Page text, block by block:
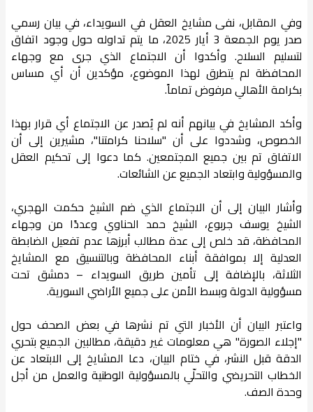
وفي المقابل، نفى مشايخ العقل في السويداء، في بيان رسمي
صدر يوم الجمعة 3 أيار 2025، ما يتم تداوله حول وجود اتفاق
لتسليم السلاح. وأكدوا أن الاجتماع الذي جرى مع وجهاء
المحافظة لم يتطرق لهذا الموضوع، مؤكدين أن أي مساس
بكرامة الأهالي مرفوض تماماً.
وأكد المشايخ في بيانهم أنه لم يُصدر عن الاجتماع أي قرار بهذا
الخصوص، وشددوا على أن "سلاحنا كرامتنا"، مشيرين إلى أن
الاتفاق تم بين جميع المجتمعين. كما دعوا إلى تحكيم العقل
والمسؤولية وابتعاد الجميع عن الشائعات.
وأشار البيان إلى أن الاجتماع الذي ضم الشيخ حكمت الهجري،
الشيخ يوسف جربوع، الشيخ حمد الحناوي وعددًا من وجهاء
المحافظة، قد خلص إلى عدة مطالب أبرزها عدم تفعيل الضابطة
العدلية إلا بموافقة أبناء المحافظة وبالتنسيق مع المشايخ
الثلاثة، بالإضافة إلى تأمين طريق السويداء – دمشق تحت
مسؤولية الدولة وبسط الأمن على جميع الأراضي السورية.
واعتبر البيان أن الأخبار التي تم نشرها في بعض الصحف حول
"إجلاء الصورة" هي معلومات غير دقيقة، مطالبين الجميع بتحري
الدقة قبل النشر، في ختام البيان، دعا المشايخ إلى الابتعاد عن
الخطاب التحريضي والتحلّي بالمسؤولية الوطنية والعمل من أجل
وحدة الصف.